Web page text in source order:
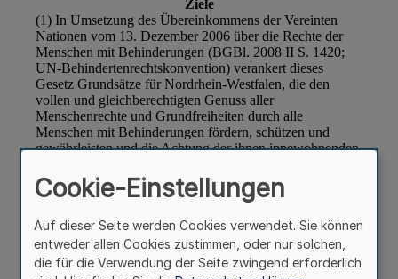
Cookie-Einstellungen
Auf dieser Seite werden Cookies verwendet. Sie können
entweder allen Cookies zustimmen, oder nur solchen,
die für die Verwendung der Seite zwingend erforderlich